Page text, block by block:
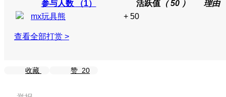
参与人数 （1） 活跃值（ 50 ）
理由
mx玩具熊
+ 50
查看全部打赏 >
收藏 赞 20